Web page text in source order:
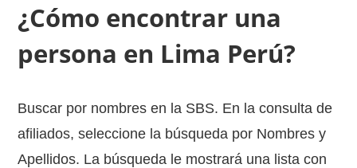
¿Cómo encontrar una
persona en Lima Perú?
Buscar por nombres en la SBS. En la consulta de
afiliados, seleccione la búsqueda por Nombres y
Apellidos. La búsqueda le mostrará una lista con